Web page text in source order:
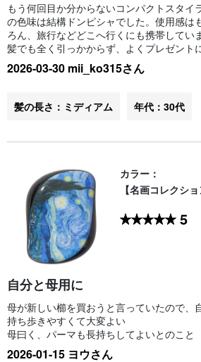
もう何回目か分からないコンパクトスタイ
の色味は結構ドンピシャでした。使用感
ろん、旅行などどこへ行くにも携帯してい
髪でも全く引っかからず、よくプレゼント
2026-03-30 mii_ko315さん
髪の長さ：ミディアム 年代：30代
カラー：
【名画コレクシ
5
自分と母用に
母が新しい櫛を買おうと言っていたので、
持ち歩きやすくて大変よい
母曰く、パーマも長持ちしてよいとのこと
2026-01-15 ヨウさん